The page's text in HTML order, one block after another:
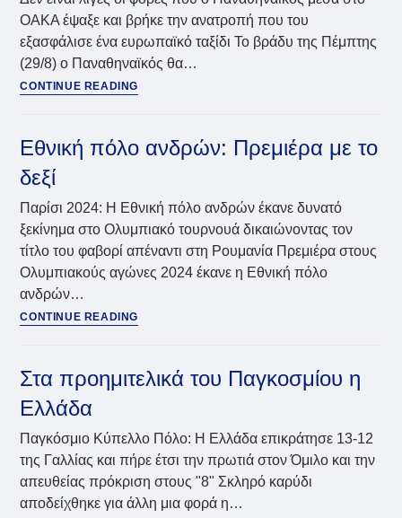
νίκη
οι
Βολιώτες
ΟΑΚΑ έψαξε και βρήκε την ανατροπή που του
εξασφάλισε ένα ευρωπαϊκό ταξίδι Το βράδυ της Πέμπτης
(29/8) ο Παναθηναϊκός θα…
CONTINUE READING
ευρωπαϊκές
ανατροπές
Εθνική πόλο ανδρών: Πρεμιέρα με το
δεξί
Παρίσι 2024: Η Εθνική πόλο ανδρών έκανε δυνατό
ξεκίνημα στο Ολυμπιακό τουρνουά δικαιώνοντας τον
τίτλο του φαβορί απέναντι στη Ρουμανία Πρεμιέρα στους
Ολυμπιακούς αγώνες 2024 έκανε η Εθνική πόλο
ανδρών…
CONTINUE READING
Πρεμιέρα
με
Στα προημιτελικά του Παγκοσμίου η
Ελλάδα
Παγκόσμιο Κύπελλο Πόλο: Η Ελλάδα επικράτησε 13-12
της Γαλλίας και πήρε έτσι την πρωτιά στον Όμιλο και την
απευθείας πρόκριση στους "8" Σκληρό καρύδι
αποδείχθηκε για άλλη μια φορά η…